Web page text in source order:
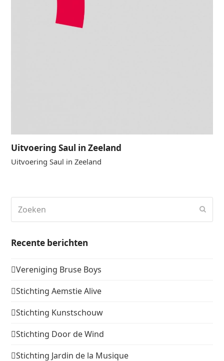
Uitvoering Saul in Zeeland
Uitvoering Saul in Zeeland
Recente berichten
Vereniging Bruse Boys
Stichting Aemstie Alive
Stichting Kunstschouw
Stichting Door de Wind
Stichting Jardin de la Musique